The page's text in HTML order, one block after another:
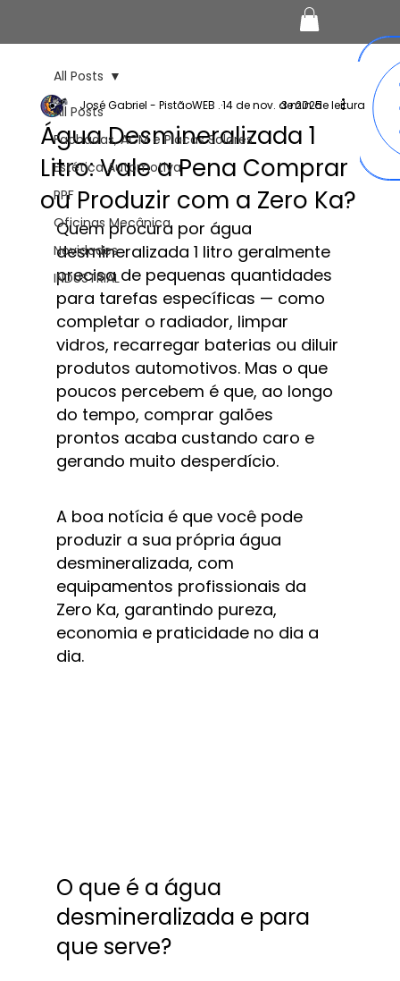
All Posts
Fachadas, ACM e Placas Solares
Estética Automotiva
PPF
Oficinas Mecânica
Novidades
INDUSTRIAL
All Posts
Água Desmineralizada 1
Litro: Vale a Pena Comprar
ou Produzir com a Zero Ka?
José Gabriel - PistãoWEB .14 de nov. de 20253 min de leitura
Quem procura por água
desmineralizada 1 litro geralmente
precisa de pequenas quantidades
para tarefas específicas — como
completar o radiador, limpar
vidros, recarregar baterias ou diluir
produtos automotivos. Mas o que
poucos percebem é que, ao longo
do tempo, comprar galões
prontos acaba custando caro e
gerando muito desperdício.
A boa notícia é que você pode
produzir a sua própria água
desmineralizada, com
equipamentos profissionais da
Zero Ka, garantindo pureza,
economia e praticidade no dia a
dia.
O que é a água
desmineralizada e para
que serve?